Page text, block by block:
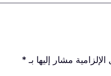
مشار إليها بـ*